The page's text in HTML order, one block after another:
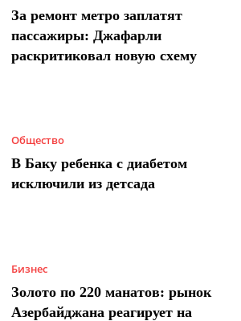
За ремонт метро заплатят
пассажиры: Джафарли
раскритиковал новую схему
Общество
В Баку ребенка с диабетом
исключили из детсада
Бизнес
Золото по 220 манатов: рынок
Азербайджана реагирует на